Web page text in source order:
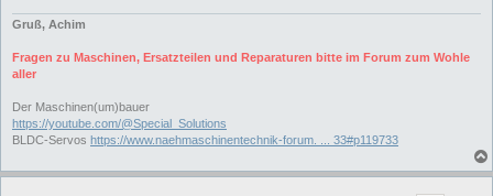
Gruß, Achim
Fragen zu Maschinen, Ersatzteilen und Reparaturen bitte im Forum zum Wohle
aller
Der Maschinen(um)bauer
https://youtube.com/@Special_Solutions
BLDC-Servos https://www.naehmaschinentechnik-forum. ... 33#p119733